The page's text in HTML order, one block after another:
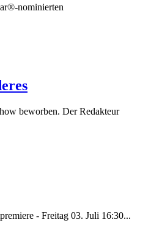
nominierten
beworben. Der Redakteur
- Freitag 03. Juli 16:30...